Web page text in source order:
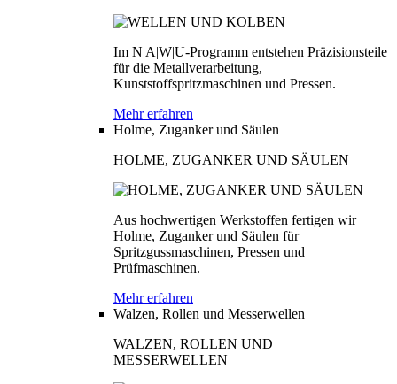
Im N|A|W|U-Programm entstehen Präzisionsteile
für die Metallverarbeitung,
Kunststoffspritzmaschinen und Pressen.
Mehr erfahren
Holme, Zuganker und Säulen
HOLME, ZUGANKER UND SÄULEN
Aus hochwertigen Werkstoffen fertigen wir
Holme, Zuganker und Säulen für
Spritzgussmaschinen, Pressen und
Prüfmaschinen.
Mehr erfahren
Walzen, Rollen und Messerwellen
WALZEN, ROLLEN UND
MESSERWELLEN